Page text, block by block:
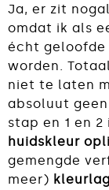
Ja, er zit
omdat ik als
écht geloofde
worden.
niet te laten
absoluut
stap en 1 en
huidskleur
gemengde
meer)